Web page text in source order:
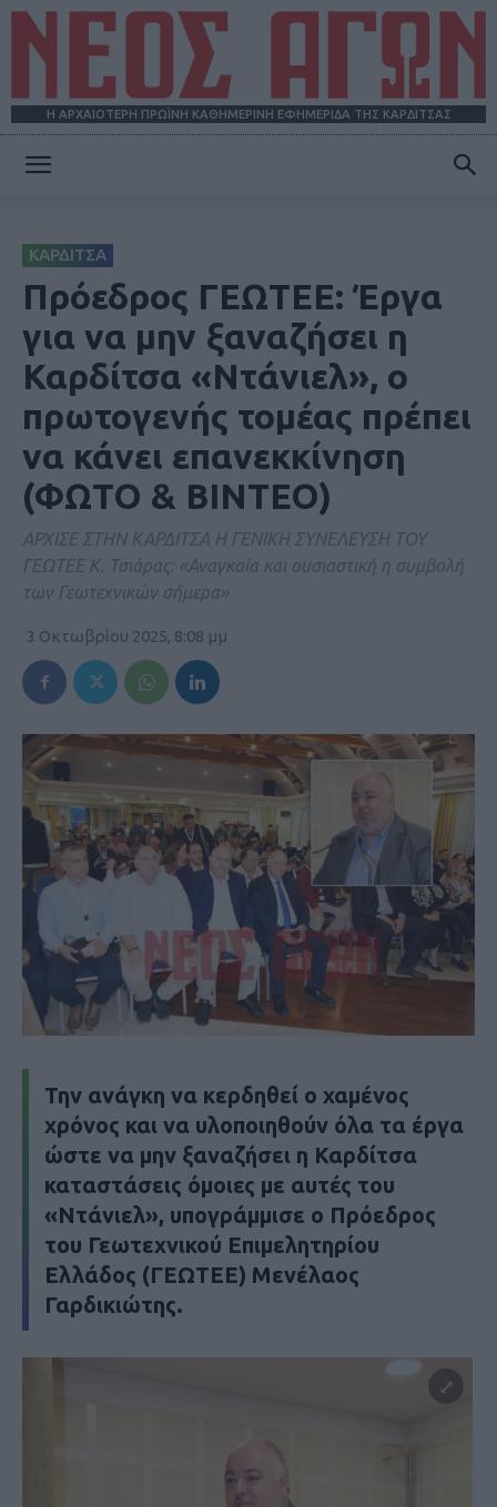
Η ΑΡΧΑΙΟΤΕΡΗ ΠΡΩΪΝΗ ΚΑΘΗΜΕΡΙΝΗ ΕΦΗΜΕΡΙΔΑ ΤΗΣ ΚΑΡΔΙΤΣΑΣ
ΚΑΡΔΙΤΣΑ
Πρόεδρος ΓΕΩΤΕΕ: Έργα
για να μην ξαναζήσει η
Καρδίτσα «Ντάνιελ», ο
πρωτογενής τομέας πρέπει
να κάνει επανεκκίνηση
(ΦΩΤΟ & ΒΙΝΤΕΟ)
ΑΡΧΙΣΕ ΣΤΗΝ ΚΑΡΔΙΤΣΑ Η ΓΕΝΙΚΗ ΣΥΝΕΛΕΥΣΗ ΤΟΥ
ΓΕΩΤΕΕ Κ. Τσιάρας: «Αναγκαία και ουσιαστική η συμβολή
των Γεωτεχνικών σήμερα»
3 Οκτωβρίου 2025, 8:08 μμ
Την ανάγκη να κερδηθεί ο χαμένος
χρόνος και να υλοποιηθούν όλα τα έργα
ώστε να μην ξαναζήσει η Καρδίτσα
καταστάσεις όμοιες με αυτές του
«Ντάνιελ», υπογράμμισε ο Πρόεδρος
του Γεωτεχνικού Επιμελητηρίου
Ελλάδος (ΓΕΩΤΕΕ) Μενέλαος
Γαρδικιώτης.